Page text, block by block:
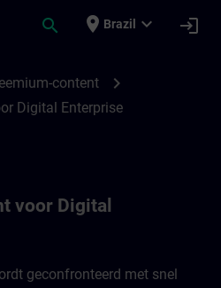
search place Brazil expand_more login
content chevron_right
Digital Enterprise
voor Digital
geconfronteerd met snel